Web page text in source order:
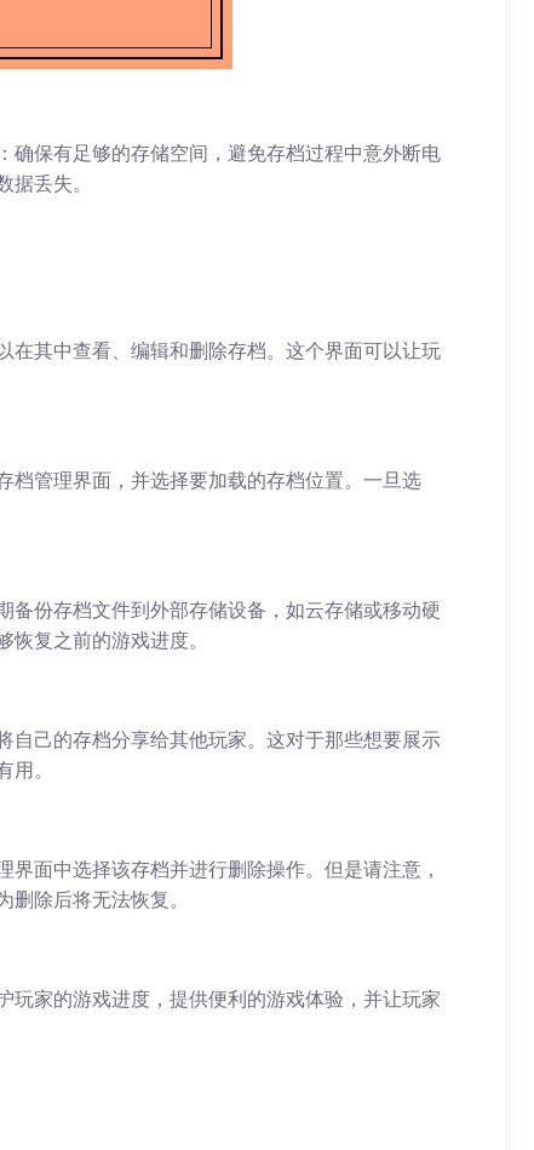
确保有足够的存储空间，避免存档过程中意外断电
丢失。
在其中查看、编辑和删除存档。这个界面可以让玩
档管理界面，并选择要加载的存档位置。一旦选
备份存档文件到外部存储设备，如云存储或移动硬
复之前的游戏进度。
自己的存档分享给其他玩家。这对于那些想要展示
。
面中选择该存档并进行删除操作。但是请注意，
除后将无法恢复。
玩家的游戏进度，提供便利的游戏体验，并让玩家